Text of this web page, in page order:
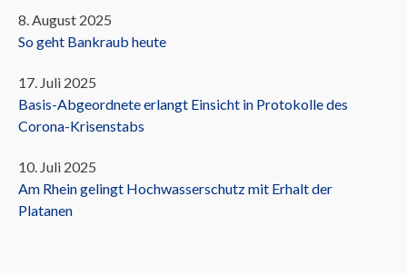
8. August 2025
So geht Bankraub heute
17. Juli 2025
Basis-Abgeordnete erlangt Einsicht in Protokolle des
Corona-Krisenstabs
10. Juli 2025
Am Rhein gelingt Hochwasserschutz mit Erhalt der
Platanen